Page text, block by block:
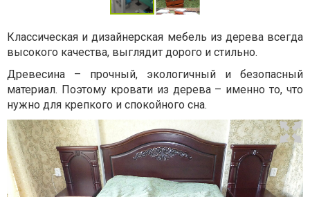
Классическая и дизайнерская мебель из дерева всегда
высокого качества, выглядит дорого и стильно.
Древесина – прочный, экологичный и безопасный
материал. Поэтому кровати из дерева – именно то, что
нужно для крепкого и спокойного сна.